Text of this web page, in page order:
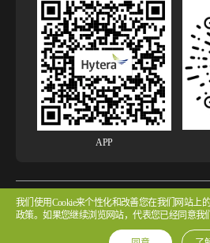
APP
版权所有 © 2026 海能达通信股份有限公司粤
44030502002314号
我们使用Cookie来个性化和改善您在我们网站上
政策。如果您继续浏览网站，代表您已经同意我们